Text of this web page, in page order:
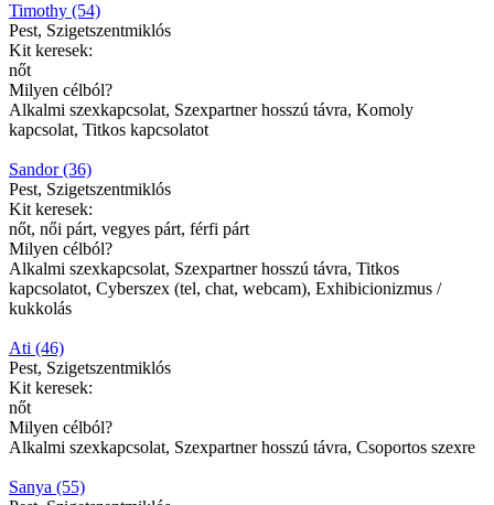
Timothy (54)
Pest, Szigetszentmiklós
Kit keresek:
nőt
Milyen célból?
Alkalmi szexkapcsolat, Szexpartner hosszú távra, Komoly
kapcsolat, Titkos kapcsolatot
Sandor (36)
Pest, Szigetszentmiklós
Kit keresek:
nőt, női párt, vegyes párt, férfi párt
Milyen célból?
Alkalmi szexkapcsolat, Szexpartner hosszú távra, Titkos
kapcsolatot, Cyberszex (tel, chat, webcam), Exhibicionizmus /
kukkolás
Ati (46)
Pest, Szigetszentmiklós
Kit keresek:
nőt
Milyen célból?
Alkalmi szexkapcsolat, Szexpartner hosszú távra, Csoportos szexre
Sanya (55)